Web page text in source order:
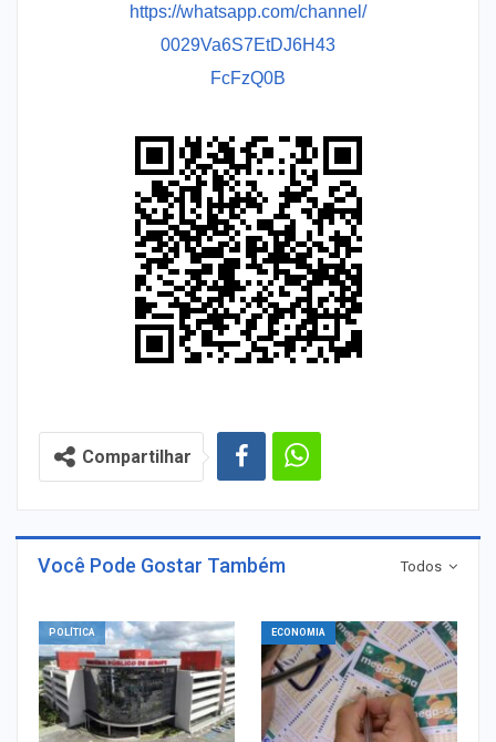
https://whatsapp.com/channel/
0029Va6S7EtDJ6H43
FcFzQ0B
Compartilhar
Todos
Você Pode Gostar Também
POLÍTICA ECONOMIA